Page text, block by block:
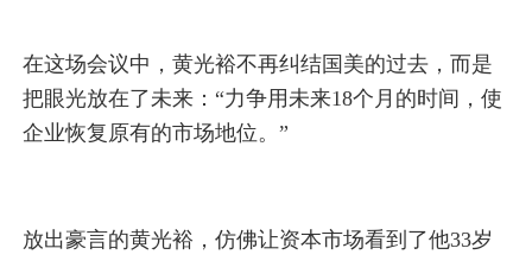
在这场会议中，黄光裕不再纠结国美的过去，而是
把眼光放在了未来：“力争用未来18个月的时间，使
企业恢复原有的市场地位。”
放出豪言的黄光裕，仿佛让资本市场看到了他33岁